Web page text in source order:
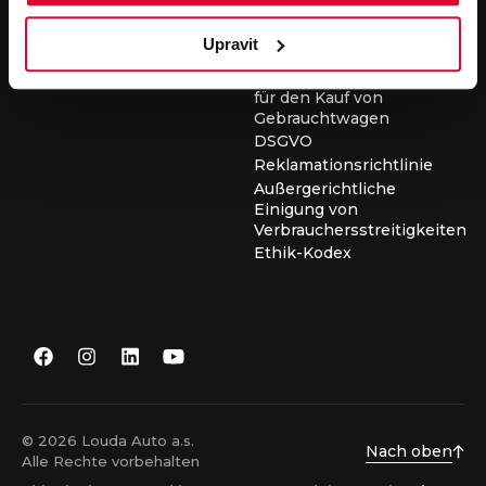
Upravit
für die Durchführung von
Allgemeine
Geschäftsbedingungen
für den Kauf von
Gebrauchtwagen
DSGVO
Reklamationsrichtlinie
Außergerichtliche
Einigung von
Verbrauchersstreitigkeiten
Ethik-Kodex
© 2026 Louda Auto a.s.
Alle Rechte vorbehalten
Nach oben